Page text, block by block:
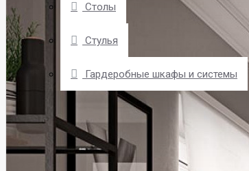
Столы
Стулья
Гардеробные шкафы и системы
КУХНИ
ДОСТАВКА